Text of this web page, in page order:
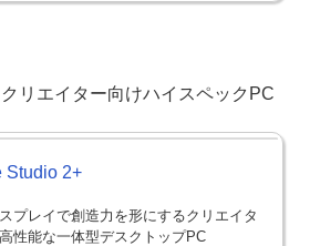
リエイター向けハイスペックPC
Studio 2+
プレイで創造力を形にするクリエイタ
性能な一体型デスクトップPC